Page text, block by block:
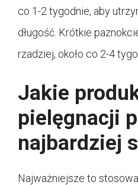
co 1-2 tygodnie, aby
długość. Krótkie
rzadziej, około co 2-4
Jakie
pielęgnacji
najbardziej
Najważniejsze to